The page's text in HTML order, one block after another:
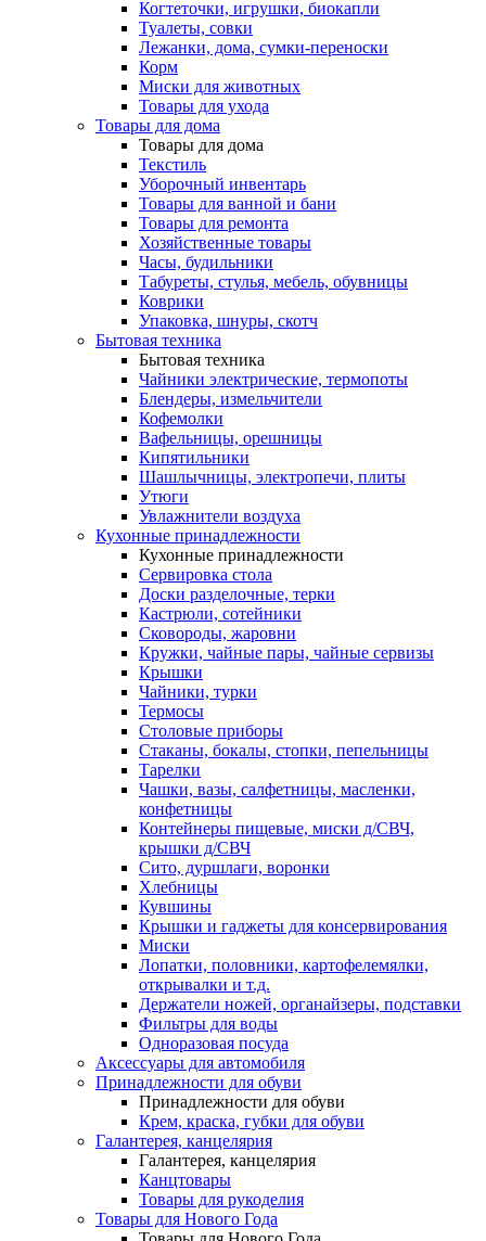
Когтеточки, игрушки, биокапли
Туалеты, совки
Лежанки, дома, сумки-переноски
Корм
Миски для животных
Товары для ухода
Товары для дома
Товары для дома
Текстиль
Уборочный инвентарь
Товары для ванной и бани
Товары для ремонта
Хозяйственные товары
Часы, будильники
Табуреты, стулья, мебель, обувницы
Коврики
Упаковка, шнуры, скотч
Бытовая техника
Бытовая техника
Чайники электрические, термопоты
Блендеры, измельчители
Кофемолки
Вафельницы, орешницы
Кипятильники
Шашлычницы, электропечи, плиты
Утюги
Увлажнители воздуха
Кухонные принадлежности
Кухонные принадлежности
Сервировка стола
Доски разделочные, терки
Кастрюли, сотейники
Сковороды, жаровни
Кружки, чайные пары, чайные сервизы
Крышки
Чайники, турки
Термосы
Столовые приборы
Стаканы, бокалы, стопки, пепельницы
Тарелки
Чашки, вазы, салфетницы, масленки,
конфетницы
Контейнеры пищевые, миски д/СВЧ,
крышки д/СВЧ
Сито, дуршлаги, воронки
Хлебницы
Кувшины
Крышки и гаджеты для консервирования
Миски
Лопатки, половники, картофелемялки,
открывалки и т.д.
Держатели ножей, органайзеры, подставки
Фильтры для воды
Одноразовая посуда
Аксессуары для автомобиля
Принадлежности для обуви
Принадлежности для обуви
Крем, краска, губки для обуви
Галантерея, канцелярия
Галантерея, канцелярия
Канцтовары
Товары для рукоделия
Товары для Нового Года